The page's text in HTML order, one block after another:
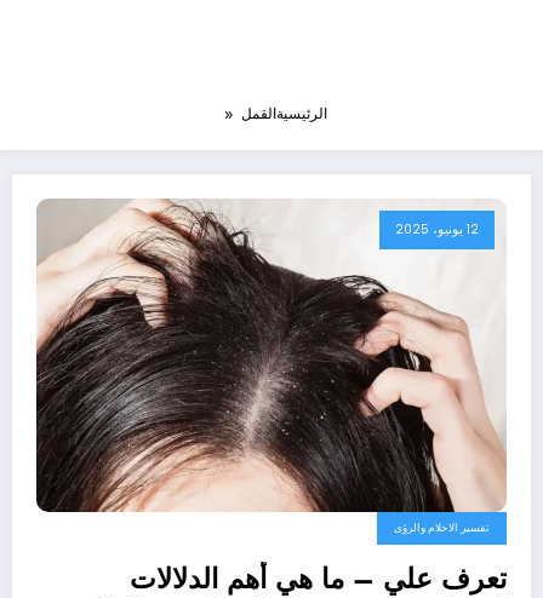
الرئيسيةالقمل
12 يونيو، 2025
تفسير الاحلام والرؤى
تعرف علي – ما هي أهم الدلالات